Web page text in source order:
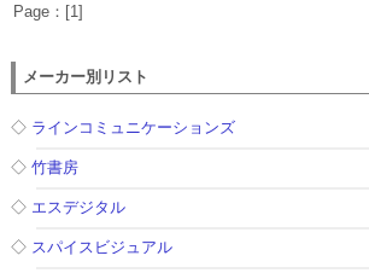
Page：[1]
メーカー別リスト
◇ ラインコミュニケーションズ
◇竹書房
◇ エスデジタル
◇ スパイスビジュアル